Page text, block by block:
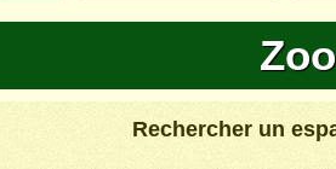
Rechercher un